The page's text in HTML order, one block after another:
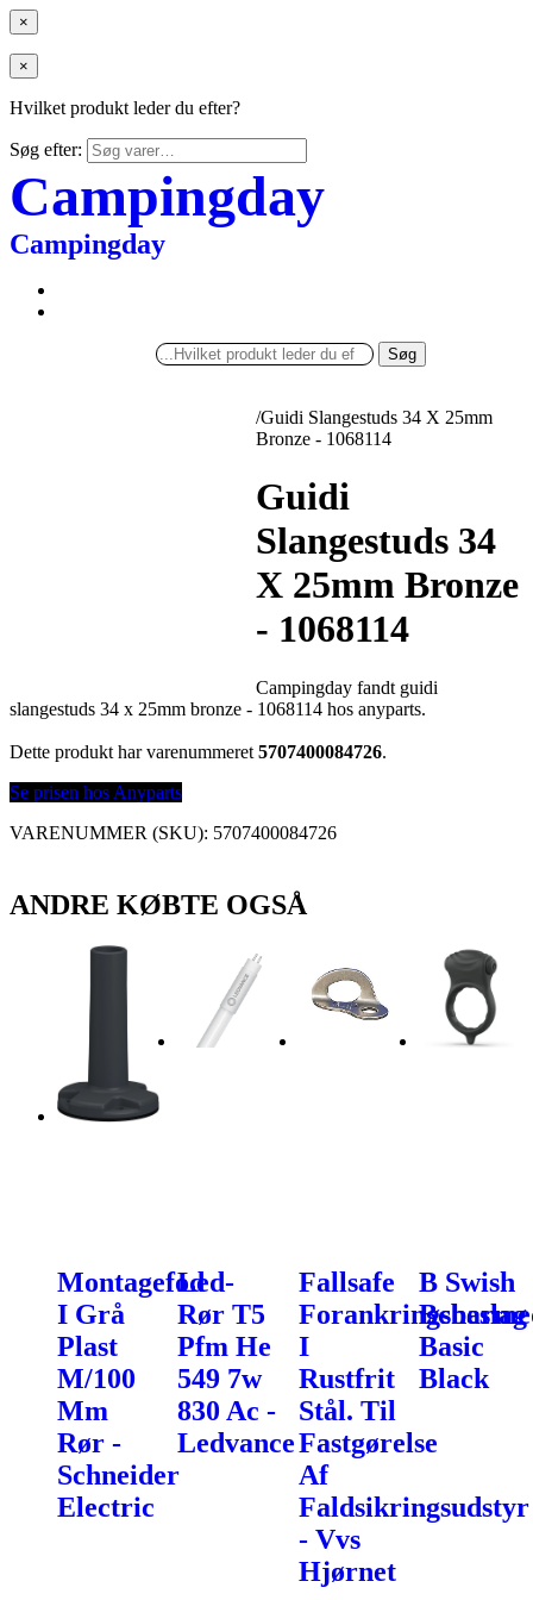
×
×
Hvilket produkt leder du efter?
Søg efter:
Campingday
Campingday
Søg
/Guidi Slangestuds 34 X 25mm
Bronze - 1068114
Guidi
Slangestuds 34
X 25mm Bronze
- 1068114
Campingday fandt guidi
slangestuds 34 x 25mm bronze - 1068114 hos anyparts.
Dette produkt har varenummeret 5707400084726.
Se prisen hos Anyparts
VARENUMMER (SKU): 5707400084726
ANDRE KØBTE OGSÅ
Montagefod
I Grå
Plast
M/100
Mm
Rør -
Schneider
Electric
Led-
Rør T5
Pfm He
549 7w
830 Ac -
Ledvance
Fallsafe
Forankringsbeslag
I
Rustfrit
Stål. Til
Fastgørelse
Af
Faldsikringsudstyr
- Vvs
Hjørnet
B Swish
Basic
Black